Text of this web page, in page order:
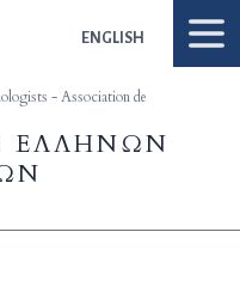
ENGLISH
- Association de
ΕΛΛΗΝΩΝ